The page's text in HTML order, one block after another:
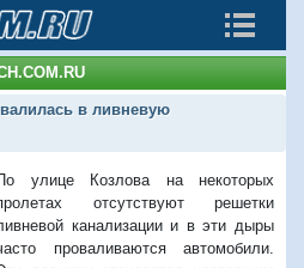
в ливневую
улице Козлова на некоторых
отсутствуют решетки
канализации и в эти дыры
проваливаются автомобили.